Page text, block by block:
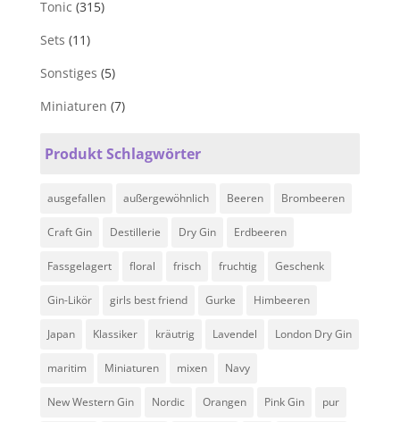
Tonic (315)
Sets (11)
Sonstiges (5)
Miniaturen (7)
Produkt Schlagwörter
ausgefallen außergewöhnlich Beeren Brombeeren
Craft Gin Destillerie Dry Gin Erdbeeren
Fassgelagert floral frisch fruchtig Geschenk
Gin-Likör girls best friend Gurke Himbeeren
Japan Klassiker kräutrig Lavendel London Dry Gin
maritim Miniaturen mixen Navy
New Western Gin Nordic Orangen Pink Gin pur